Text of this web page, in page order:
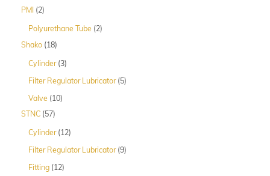
PMI 22
Polyurethane Tube 22
Shako 1818
Cylinder 33
Filter Regulator Lubricator 55
Valve 1010
STNC 5757
Cylinder 1212
Filter Regulator Lubricator 99
Fitting 1212